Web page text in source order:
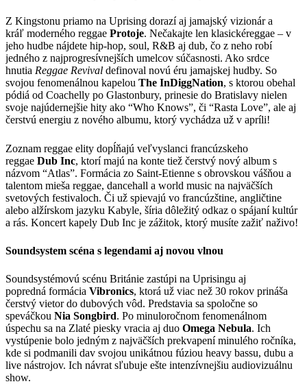
Z Kingstonu priamo na Uprising dorazí aj jamajský vizionár a
kráľ moderného reggae Protoje. Nečakajte len klasickéreggae – v
jeho hudbe nájdete hip-hop, soul, R&B aj dub, čo z neho robí
jedného z najprogresívnejších umelcov súčasnosti. Ako srdce
hnutia Reggae Revival definoval novú éru jamajskej hudby. So
svojou fenomenálnou kapelou The InDiggNation, s ktorou obehal
pódiá od Coachelly po Glastonbury, prinesie do Bratislavy nielen
svoje najúdernejšie hity ako “Who Knows”, či “Rasta Love”, ale aj
čerstvú energiu z nového albumu, ktorý vychádza už v apríli!
Zoznam reggae elity dopĺňajú veľvyslanci francúzskeho
reggae Dub Inc, ktorí majú na konte tiež čerstvý nový album s
názvom “Atlas”. Formácia zo Saint-Etienne s obrovskou vášňou a
talentom mieša reggae, dancehall a world music na najväčších
svetových festivaloch. Či už spievajú vo francúzštine, angličtine
alebo alžírskom jazyku Kabyle, šíria dôležitý odkaz o spájaní kultúr
a rás. Koncert kapely Dub Inc je zážitok, ktorý musíte zažiť naživo!
Soundsystem scéna s legendami aj novou vlnou
Soundsystémovú scénu Británie zastúpi na Uprisingu aj
popredná formácia Vibronics, ktorá už viac než 30 rokov prináša
čerstvý vietor do dubových vôd. Predstavia sa spoločne so
speváčkou Nia Songbird. Po minuloročnom fenomenálnom
úspechu sa na Zlaté piesky vracia aj duo Omega Nebula. Ich
vystúpenie bolo jedným z najväčších prekvapení minulého ročníka,
kde si podmanili dav svojou unikátnou fúziou heavy bassu, dubu a
live nástrojov. Ich návrat sľubuje ešte intenzívnejšiu audiovizuálnu
show.